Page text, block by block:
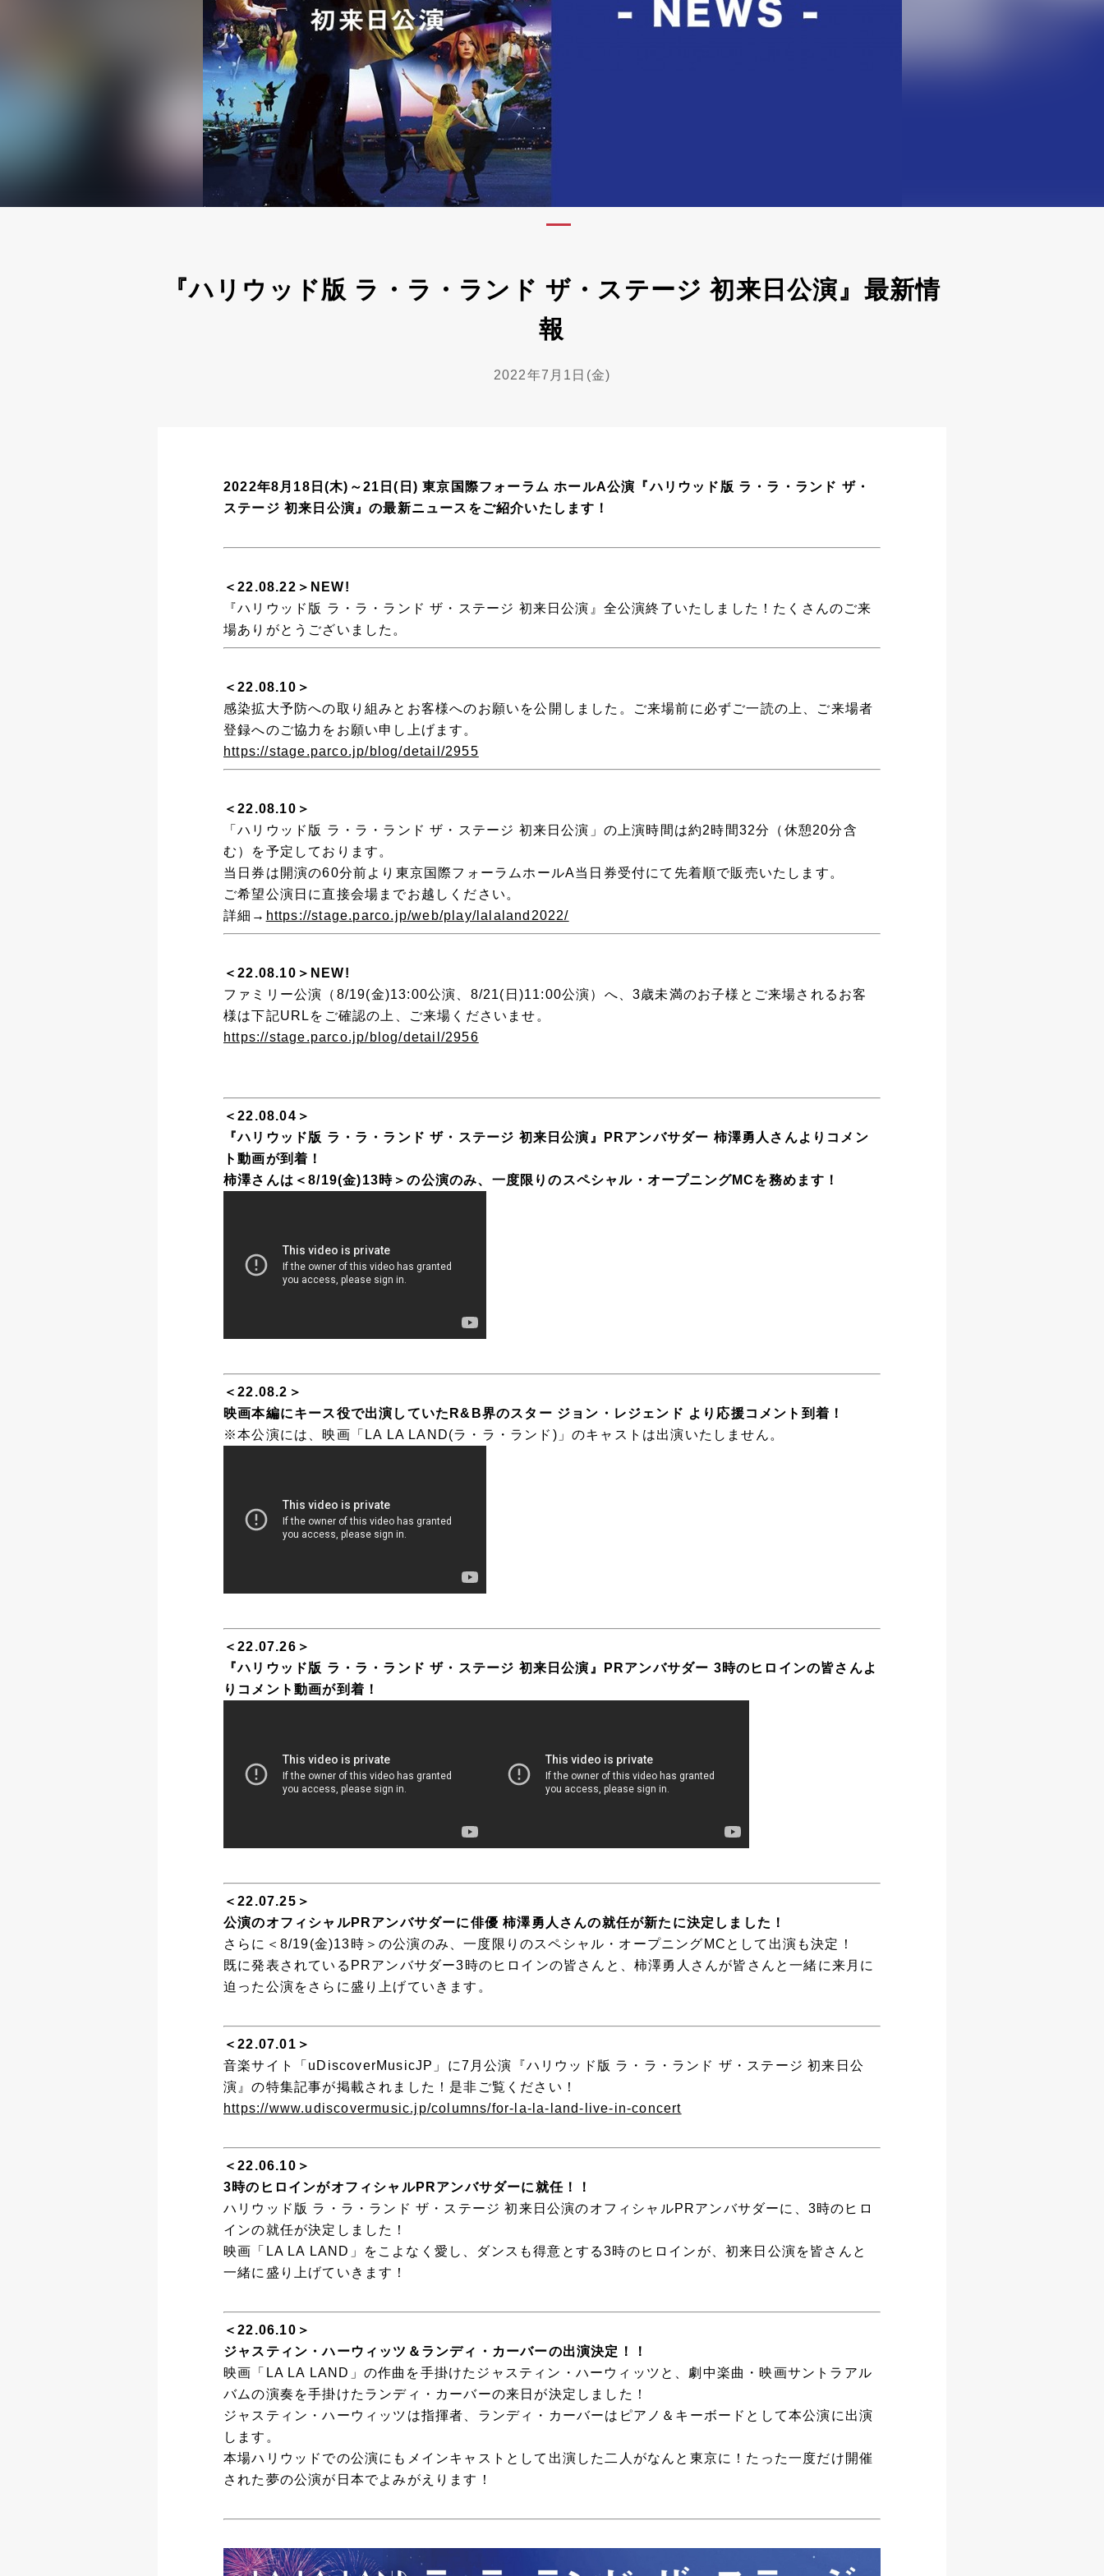
『ハリウッド版 ラ・ラ・ランド ザ・ステージ 初来日公演』最新情
報
2022年7月1日(金)
2022年8月18日(木)～21日(日) 東京国際フォーラム ホールA公演『ハリウッド版 ラ・ラ・ランド ザ・
ステージ 初来日公演』の最新ニュースをご紹介いたします！
＜22.08.22＞NEW!
『ハリウッド版 ラ・ラ・ランド ザ・ステージ 初来日公演』全公演終了いたしました！たくさんのご来
場ありがとうございました。
＜22.08.10＞
感染拡大予防への取り組みとお客様へのお願いを公開しました。ご来場前に必ずご一読の上、ご来場者
登録へのご協力をお願い申し上げます。
https://stage.parco.jp/blog/detail/2955
＜22.08.10＞
「ハリウッド版 ラ・ラ・ランド ザ・ステージ 初来日公演」の上演時間は約2時間32分（休憩20分含
む）を予定しております。
当日券は開演の60分前より東京国際フォーラムホールA当日券受付にて先着順で販売いたします。
ご希望公演日に直接会場までお越しください。
詳細→ https://stage.parco.jp/web/play/lalaland2022/
＜22.08.10＞NEW!
ファミリー公演（8/19(金)13:00公演、8/21(日)11:00公演）へ、3歳未満のお子様とご来場されるお客
様は下記URLをご確認の上、ご来場くださいませ。
https://stage.parco.jp/blog/detail/2956
＜22.08.04＞
『ハリウッド版 ラ・ラ・ランド ザ・ステージ 初来日公演』PRアンバサダー 柿澤勇人さんよりコメン
ト動画が到着！
柿澤さんは＜8/19(金)13時＞の公演のみ、一度限りのスペシャル・オープニングMCを務めます！
＜22.08.2＞
映画本編にキース役で出演していたR&B界のスター ジョン・レジェンド より応援コメント到着！
※本公演には、映画「LA LA LAND(ラ・ラ・ランド)」のキャストは出演いたしません。
＜22.07.26＞
『ハリウッド版 ラ・ラ・ランド ザ・ステージ 初来日公演』PRアンバサダー 3時のヒロインの皆さんよ
りコメント動画が到着！
＜22.07.25＞
公演のオフィシャルPRアンバサダーに俳優 柿澤勇人さんの就任が新たに決定しました！
さらに＜8/19(金)13時＞の公演のみ、一度限りのスペシャル・オープニングMCとして出演も決定！
既に発表されているPRアンバサダー3時のヒロインの皆さんと、柿澤勇人さんが皆さんと一緒に来月に
迫った公演をさらに盛り上げていきます。
＜22.07.01＞
音楽サイト「uDiscoverMusicJP」に7月公演『ハリウッド版 ラ・ラ・ランド ザ・ステージ 初来日公
演』の特集記事が掲載されました！是非ご覧ください！
https://www.udiscovermusic.jp/columns/for-la-la-land-live-in-concert
＜22.06.10＞
3時のヒロインがオフィシャルPRアンバサダーに就任！！
ハリウッド版 ラ・ラ・ランド ザ・ステージ 初来日公演のオフィシャルPRアンバサダーに、3時のヒロ
インの就任が決定しました！
映画「LA LA LAND」をこよなく愛し、ダンスも得意とする3時のヒロインが、初来日公演を皆さんと
一緒に盛り上げていきます！
＜22.06.10＞
ジャスティン・ハーウィッツ＆ランディ・カーバーの出演決定！！
映画「LA LA LAND」の作曲を手掛けたジャスティン・ハーウィッツと、劇中楽曲・映画サントラアル
バムの演奏を手掛けたランディ・カーバーの来日が決定しました！
ジャスティン・ハーウィッツは指揮者、ランディ・カーバーはピアノ＆キーボードとして本公演に出演
します。
本場ハリウッドでの公演にもメインキャストとして出演した二人がなんと東京に！たった一度だけ開催
された夢の公演が日本でよみがえります！